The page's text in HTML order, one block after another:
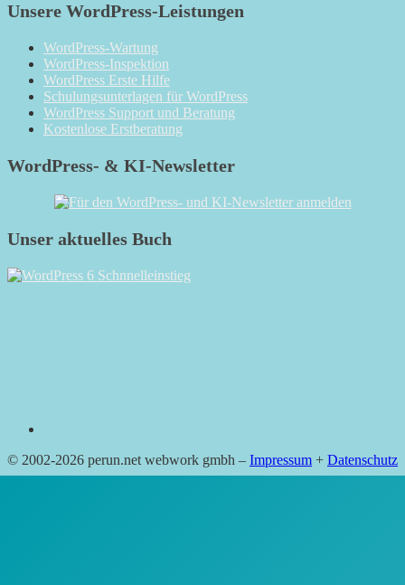
Unsere WordPress-Leistungen
WordPress-Wartung
WordPress-Inspektion
WordPress Erste Hilfe
Schulungsunterlagen für WordPress
WordPress Support und Beratung
Kostenlose Erstberatung
WordPress- & KI-Newsletter
Unser aktuelles Buch
© 2002-2026 perun.net webwork gmbh – Impressum + Datenschutz